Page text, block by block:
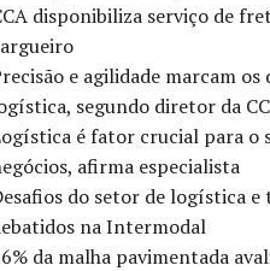
disponibiliza serviço de
e agilidade marcam os
segundo diretor da
é fator crucial para o
afirma especialista
do setor de logística
na Intermodal
da malha pavimentada